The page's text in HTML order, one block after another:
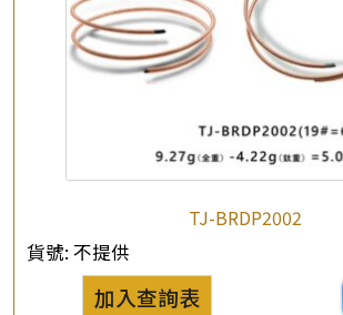
*你的名字
公司名稱
*聯絡電話
查詢以下產品
TJ-BRDP2002
貨號: 不提供
加入查詢表